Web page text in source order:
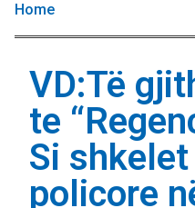
Home
VD:Të
te
Si
policore